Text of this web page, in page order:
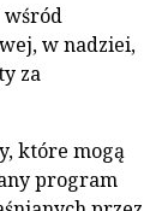
wśród
w nadziei,
za
które mogą
program